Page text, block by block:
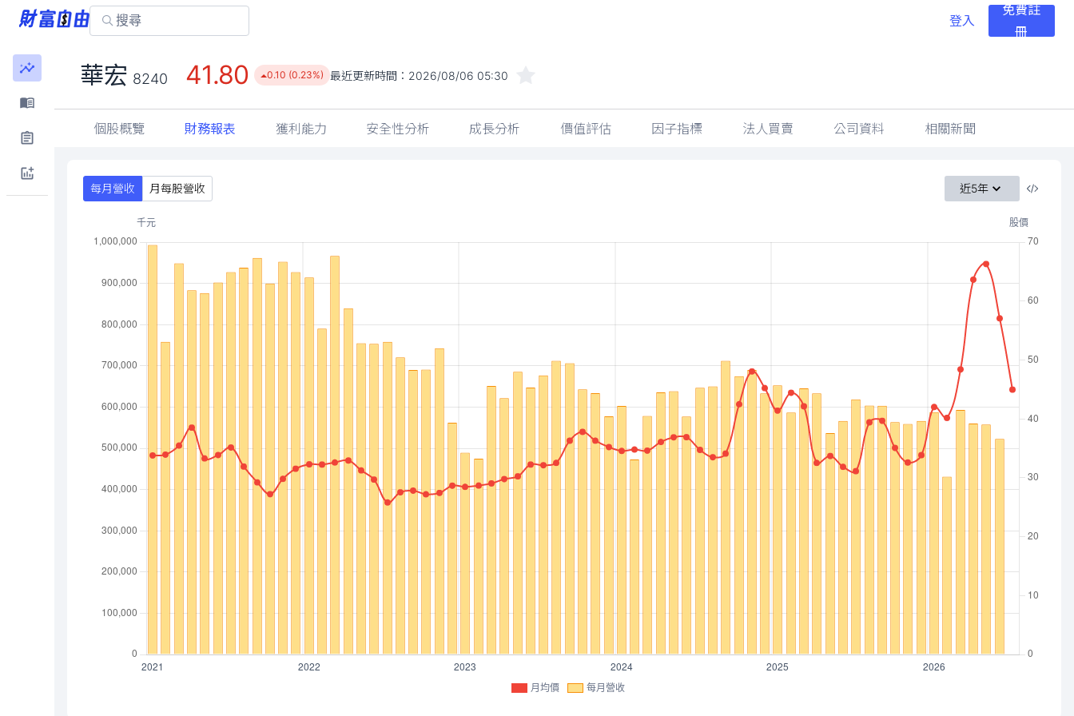
登入
免費註
冊
華宏 8240 41.80 0.10 (0.23%) 最近更新時間： 2026/08/06 05:30
個股概覽 財務報表 獲利能力 安全性分析 成長分析 價值評估 因子指標 法人買賣 公司資料 相關新聞
每月營收 月每股營收 近5年
月均價 每月營收